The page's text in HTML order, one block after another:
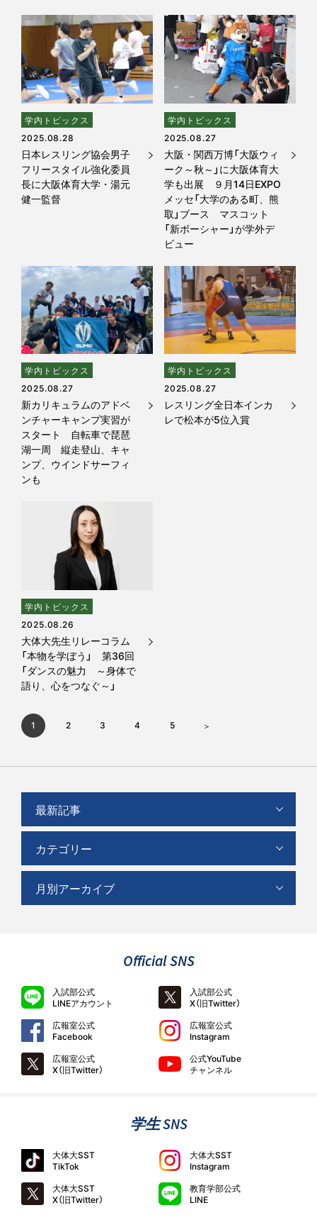
学内トピックス
2025.08.28
日本レスリング協会男子
フリースタイル強化委員
長に大阪体育大学・湯元
健一監督
学内トピックス
2025.08.27
大阪・関西万博「大阪ウィ
ーク～秋～」に大阪体育大
学も出展 ９月14日EXPO
メッセ「大学のある町、熊
取」ブース マスコット
「新ボーシャー」が学外デ
ビュー
学内トピックス
2025.08.27
新カリキュラムのアドベ
ンチャーキャンプ実習が
スタート 自転車で琵琶
湖一周 縦走登山、キャ
ンプ、ウインドサーフィ
ンも
学内トピックス
2025.08.27
レスリング全日本インカ
レで松本が5位入賞
学内トピックス
2025.08.26
大体大先生リレーコラム
「本物を学ぼう」 第36回
「ダンスの魅力 ～身体で
語り、心をつなぐ～」
1 2 3 4 5
最新記事
カテゴリー
月別アーカイブ
Official SNS
入試部公式
LINEアカウント
入試部公式
X（旧Twitter）
広報室公式
Facebook
広報室公式
Instagram
広報室公式
X（旧Twitter）
公式YouTube
チャンネル
学生 SNS
大体大SST
TikTok
大体大SST
Instagram
大体大SST
X（旧Twitter）
教育学部公式
LINE